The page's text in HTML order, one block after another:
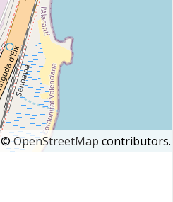
©OpenStreetMap contributors.